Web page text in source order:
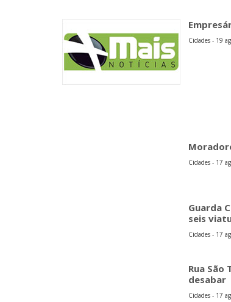
Cidades - 19
Cidades - 17
Guarda
seis
Cidades - 17
Rua São
desabar
Cidades - 17